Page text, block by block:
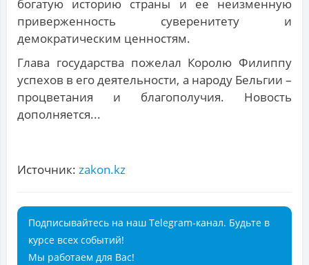
богатую историю страны и ее неизменную
приверженность суверенитету и
демократическим ценностям.
Глава государства пожелал Королю Филиппу
успехов в его деятельности, а народу Бельгии –
процветания и благополучия. Новость
дополняется...
Источник: zakon.kz
Подписывайтесь на наш Telegram-канал. Будьте в
курсе всех событий!
Мы работаем для Вас!